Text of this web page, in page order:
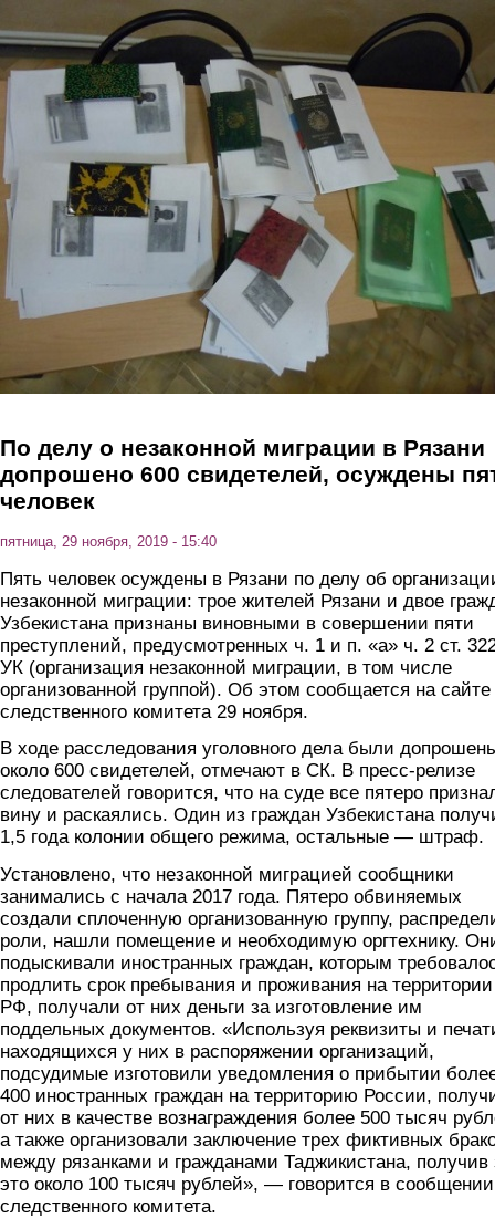
Перейти к основному содержанию
По делу о незаконной миграции в Рязани
допрошено 600 свидетелей, осуждены
человек
пятница, 29 ноября, 2019 - 15:40
Пять человек осуждены в Рязани по делу об
незаконной миграции: трое жителей Рязани и двое
Узбекистана признаны виновными в совершении пяти
преступлений, предусмотренных ч. 1 и п. «а» ч. 2 ст.
УК (организация незаконной миграции, в том числе
организованной группой). Об этом сообщается на сайте
следственного комитета 29 ноября.
В ходе расследования уголовного дела были
около 600 свидетелей, отмечают в СК. В пресс-релизе
следователей говорится, что на суде все пятеро
вину и раскаялись. Один из граждан Узбекистана
1,5 года колонии общего режима, остальные — штраф.
Установлено, что незаконной миграцией сообщники
занимались с начала 2017 года. Пятеро обвиняемых
создали сплоченную организованную группу,
роли, нашли помещение и необходимую оргтехнику.
подыскивали иностранных граждан, которым
продлить срок пребывания и проживания на территории
РФ, получали от них деньги за изготовление им
поддельных документов. «Используя реквизиты и
находящихся у них в распоряжении организаций,
подсудимые изготовили уведомления о прибытии
400 иностранных граждан на территорию России,
от них в качестве вознаграждения более 500 тысяч
а также организовали заключение трех фиктивных
между рязанками и гражданами Таджикистана, получив
это около 100 тысяч рублей», — говорится в сообщении
следственного комитета.